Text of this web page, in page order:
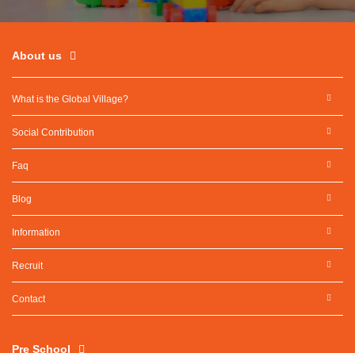
About us
What is the Global Village?
Social Contribution
Faq
Blog
Information
Recruit
Contact
Pre School